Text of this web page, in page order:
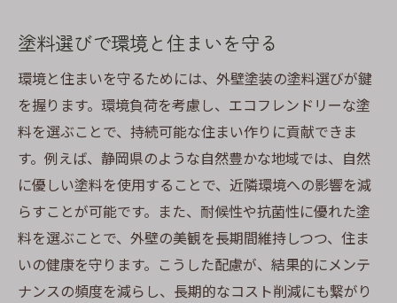
塗料選びで環境と住まいを守る
環境と住まいを守るためには、外壁塗装の塗料選びが鍵
を握ります。環境負荷を考慮し、エコフレンドリーな塗
料を選ぶことで、持続可能な住まい作りに貢献できま
す。例えば、静岡県のような自然豊かな地域では、自然
に優しい塗料を使用することで、近隣環境への影響を減
らすことが可能です。また、耐候性や抗菌性に優れた塗
料を選ぶことで、外壁の美観を長期間維持しつつ、住ま
いの健康を守ります。こうした配慮が、結果的にメンテ
ナンスの頻度を減らし、長期的なコスト削減にも繋がり